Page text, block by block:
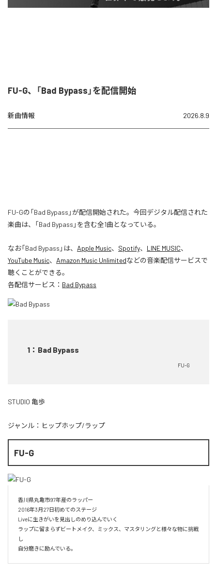
FU-G、「Bad Bypass」を配信開始
新曲情報 2026.8.9
FU-Gの「Bad Bypass」が配信開始された。今回デジタル配信された
楽曲は、「Bad Bypass」を含む全1曲となっている。
なお「Bad Bypass 」は、 Apple Music、 Spotify、 LINE MUSIC、
YouTube Music、 Amazon Music Unlimitedなどの音楽配信サービスで
聴くことができる。
各配信サービス： Bad Bypass
1 ： Bad Bypass
FU-G
STUDIO 亀歩
ジャンル： ヒップホップ/ラップ
FU-G
香川県丸亀市97年産のラッパー
2016年3月27日初めてのステージ
Liveに生きがいを見出しのめり込んでいく
ラップに留まらずビートメイク、ミックス、マスタリングと様々な物に挑戦
し
自分磨きに励んでいる。